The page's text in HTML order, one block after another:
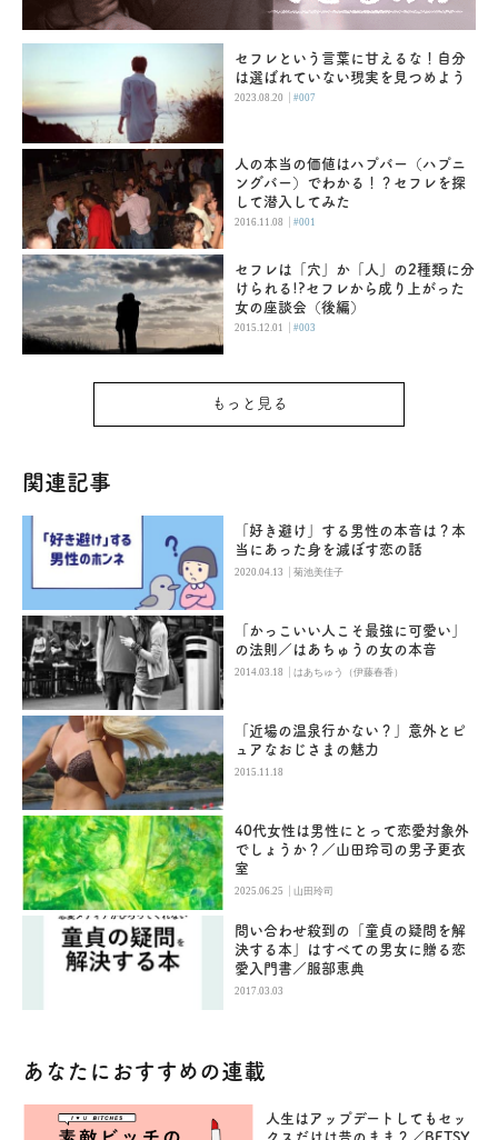
セフレという言葉に甘えるな！自分
は選ばれていない現実を見つめよう
2023.08.20 |#007
人の本当の価値はハプバー（ハプニ
ングバー）でわかる！？セフレを探
して潜入してみた
2016.11.08 |#001
セフレは「穴」か「人」の2種類に分
けられる!?セフレから成り上がった
女の座談会（後編）
2015.12.01 |#003
もっと見る
関連記事
「好き避け」する男性の本音は？本
当にあった身を滅ぼす恋の話
2020.04.13 |菊池美佳子
「かっこいい人こそ最強に可愛い」
の法則／はあちゅうの女の本音
2014.03.18 |はあちゅう（伊藤春香）
「近場の温泉行かない？」意外とピ
ュアなおじさまの魅力
2015.11.18
40代女性は男性にとって恋愛対象外
でしょうか？／山田玲司の男子更衣
室
2025.06.25 |山田玲司
問い合わせ殺到の「童貞の疑問を解
決する本」はすべての男女に贈る恋
愛入門書／服部恵典
2017.03.03
あなたにおすすめの連載
人生はアップデートしてもセッ